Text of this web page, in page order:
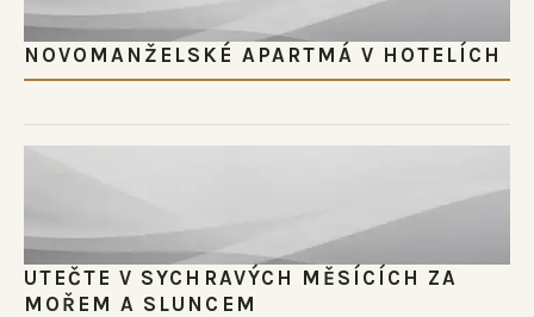
NOVOMANŽELSKÉ APARTMÁ V HOTELÍCH
UTEČTE V SYCHRAVÝCH MĚSÍCÍCH ZA
MOŘEM A SLUNCEM